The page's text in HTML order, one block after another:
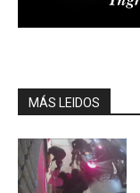
MÁS LEIDOS